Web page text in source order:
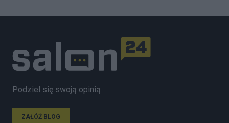
Podziel się swoją opinią
ZAŁÓŻ BLOG